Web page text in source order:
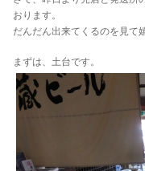
おります。
だんだん出来てくるのを見て
まずは、土台です。